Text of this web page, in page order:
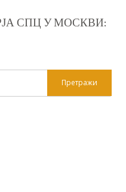
СПЦ У МОСКВИ: